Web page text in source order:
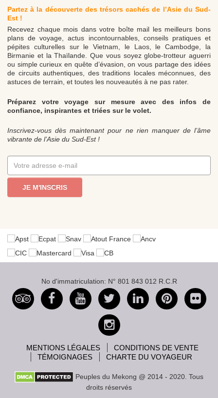
Partez à la découverte des trésors cachés de l’Asie du Sud-
Est !
Recevez chaque mois dans votre boîte mail les meilleurs bons
plans de voyage, actus incontournables, conseils pratiques et
pépites culturelles sur le Vietnam, le Laos, le Cambodge, la
Birmanie et la Thaïlande. Que vous soyez globe-trotteur aguerri
ou simple curieux en quête d’évasion, on vous partage des idées
de circuits authentiques, des traditions locales méconnues, des
astuces de terrain, et toutes les nouveautés à ne pas rater.
Préparez votre voyage sur mesure avec des infos de
confiance, inspirantes et triées sur le volet.
Inscrivez-vous dès maintenant pour ne rien manquer de l’âme
vibrante de l’Asie du Sud-Est !
JE M'INSCRIS
No d'immatriculation: N° 801 843 012 R.C.R
MENTIONS LÉGALES
CONDITIONS DE VENTE
TÉMOIGNAGES
CHARTE DU VOYAGEUR
Peuples du Mekong @ 2014 - 2020. Tous
droits réservés